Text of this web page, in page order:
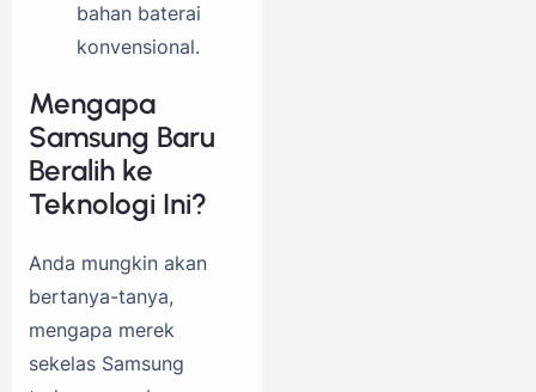
bahan baterai
konvensional.
Mengapa
Samsung Baru
Beralih ke
Teknologi Ini?
Anda mungkin akan
bertanya-tanya,
mengapa merek
sekelas Samsung